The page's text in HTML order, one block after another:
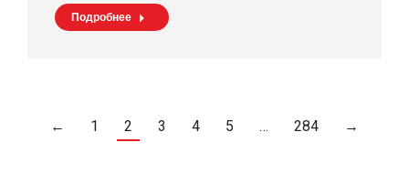
Подробнее
← 1 2 3 4 5 … 284 →